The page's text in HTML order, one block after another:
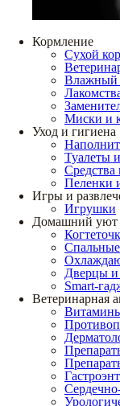
Кормление
Сухой
Влажный
Миски и
Уход и гигиена
Туалеты
Средства
Пеленки
Игры и
Игрушки
Домашний уют
Спальные
Дверцы и
Smart-
Ветеринарная